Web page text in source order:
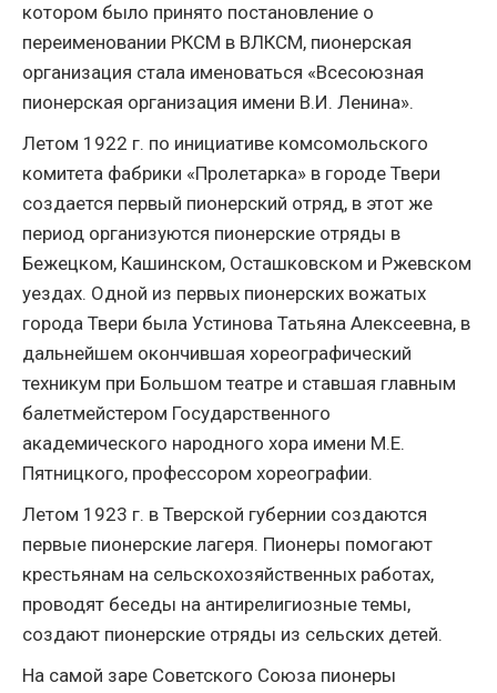
котором было принято постановление о
переименовании РКСМ в ВЛКСМ, пионерская
организация стала именоваться «Всесоюзная
пионерская организация имени В.И. Ленина».
Летом 1922 г. по инициативе комсомольского
комитета фабрики «Пролетарка» в городе Твери
создается первый пионерский отряд, в этот же
период организуются пионерские отряды в
Бежецком, Кашинском, Осташковском и Ржевском
уездах. Одной из первых пионерских вожатых
города Твери была Устинова Татьяна Алексеевна, в
дальнейшем окончившая хореографический
техникум при Большом театре и ставшая главным
балетмейстером Государственного
академического народного хора имени М.Е.
Пятницкого, профессором хореографии.
Летом 1923 г. в Тверской губернии создаются
первые пионерские лагеря. Пионеры помогают
крестьянам на сельскохозяйственных работах,
проводят беседы на антирелигиозные темы,
создают пионерские отряды из сельских детей.
На самой заре Советского Союза пионеры